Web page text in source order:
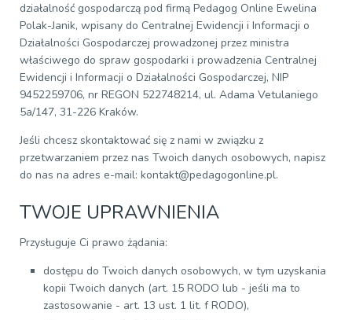
działalność gospodarczą pod firmą Pedagog Online Ewelina
Polak-Janik, wpisany do Centralnej Ewidencji i Informacji o
Działalności Gospodarczej prowadzonej przez ministra
właściwego do spraw gospodarki i prowadzenia Centralnej
Ewidencji i Informacji o Działalności Gospodarczej, NIP
9452259706, nr REGON 522748214, ul. Adama Vetulaniego
5a/147, 31-226 Kraków.
Jeśli chcesz skontaktować się z nami w związku z
przetwarzaniem przez nas Twoich danych osobowych, napisz
do nas na adres e-mail: kontakt@pedagogonline.pl.
TWOJE UPRAWNIENIA
Przysługuje Ci prawo żądania:
dostępu do Twoich danych osobowych, w tym uzyskania
kopii Twoich danych (art. 15 RODO lub - jeśli ma to
zastosowanie - art. 13 ust. 1 lit. f RODO),